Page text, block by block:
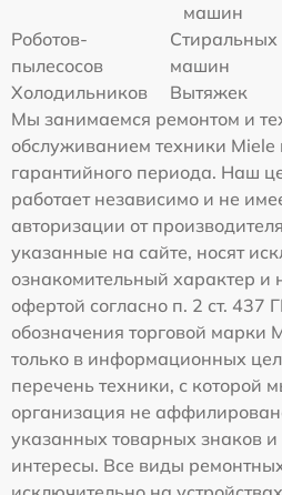
машин
Роботов-
пылесосов
Стиральных
машин
Холодильников
Вытяжек
Мы занимаемся ремонтом и
обслуживанием техники Miele
гарантийного периода. Наш
работает независимо и не
авторизации от
указанные на сайте, носят
ознакомительный характер и
офертой согласно п. 2 ст. 437
обозначения торговой марки
только в информационных
перечень техники, с которой
организация не
указанных товарных знаков и
интересы. Все виды